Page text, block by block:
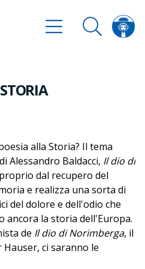
alla Storia? Il tema
Alessandro Baldacci, Il dio di
dal recupero del
e realizza una sorta di
del dolore e dell'odio che
ancora la storia dell'Europa.
de Il dio di Norimberga, il
ci saranno le
Germania Est delle quali il